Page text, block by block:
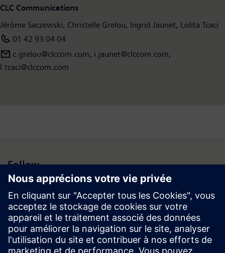
CLC Communications
Jérôme Saczewski, Christelle Grelou, Ingrid Jaunet, Lolita Tcaci
01 42 93 04 04
c.grelou@clccom.com, i.jaunet@clccom.com,
l.tcaci@clccom.com
Follow
Espace médias | Entreprise | Siemens